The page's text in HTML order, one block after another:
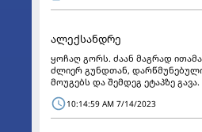
ალექსანდრე
ყოჩაღ გორს. ძაან მაგრად
ძლიერ გუნდთან,
მოუგებს და შემდეგ ეტაპზე გავა.
10:14:59 AM 7/14/2023